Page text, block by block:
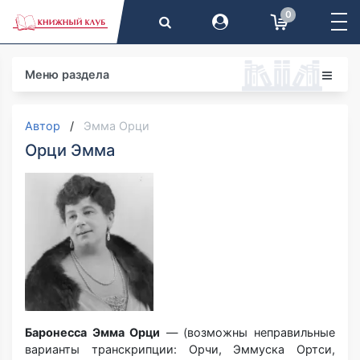
0
Меню раздела
Автор Эмма Орци
Орци Эмма
Баронесса Эмма Орци — (возможны неправильные
варианты транскрипции: Орчи, Эммуска Ортси,